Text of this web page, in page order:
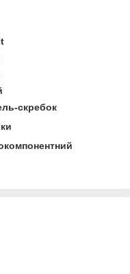
скребок